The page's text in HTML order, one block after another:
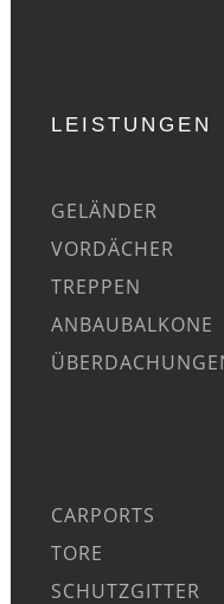
LEISTUNGEN
GELÄNDER
VORDÄCHER
TREPPEN
ANBAUBALKONE
CARPORTS
TORE
SCHUTZGITTER